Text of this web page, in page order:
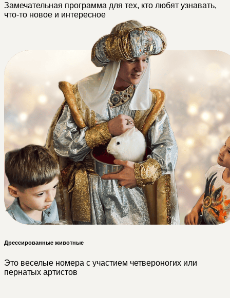
Замечательная программа для тех, кто любят узнавать,
что-то новое и интересное
Дрессированные животные
Это веселые номера с участием четвероногих или
пернатых артистов